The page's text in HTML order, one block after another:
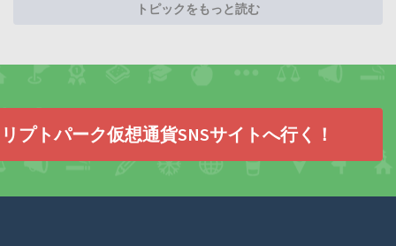
トピックをもっと読む
プトパーク仮想通貨SNSサイトへ行く！